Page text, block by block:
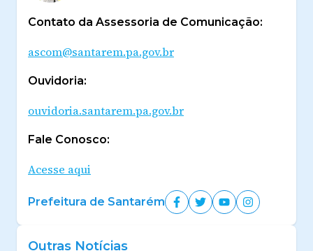
Contato da Assessoria de Comunicação:
ascom@santarem.pa.gov.br
Ouvidoria:
ouvidoria.santarem.pa.gov.br
Fale Conosco:
Acesse aqui
Prefeitura de Santarém
Outras Notícias